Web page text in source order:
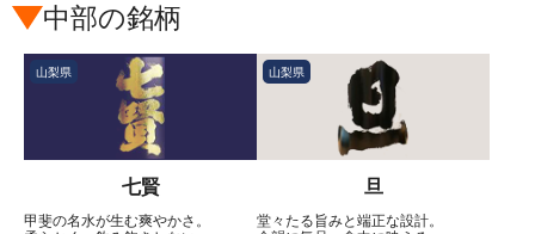
中部の銘柄
山梨県
七賢
甲斐の名水が生む爽やかさ。
山梨県
旦
堂々たる旨みと端正な設計。